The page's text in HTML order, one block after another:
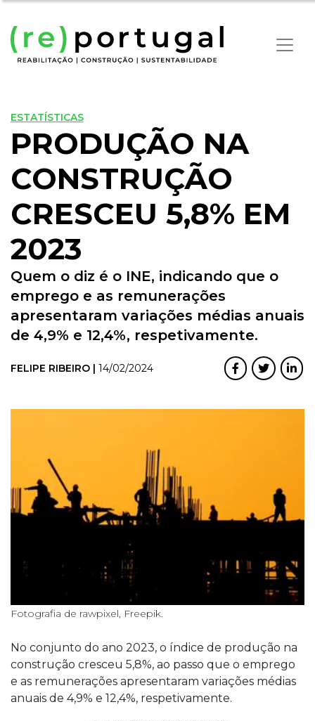
ESTATÍSTICAS
PRODUÇÃO NA
CONSTRUÇÃO
CRESCEU 5,8% EM
2023
Quem o diz é o INE, indicando que o
emprego e as remunerações
apresentaram variações médias anuais
de 4,9% e 12,4%, respetivamente.
FELIPE RIBEIRO | 14/02/2024
Fotografia de rawpixel, Freepik.
No conjunto do ano 2023, o índice de produção na
construção cresceu 5,8%, ao passo que o emprego
e as remunerações apresentaram variações médias
anuais de 4,9% e 12,4%, respetivamente.